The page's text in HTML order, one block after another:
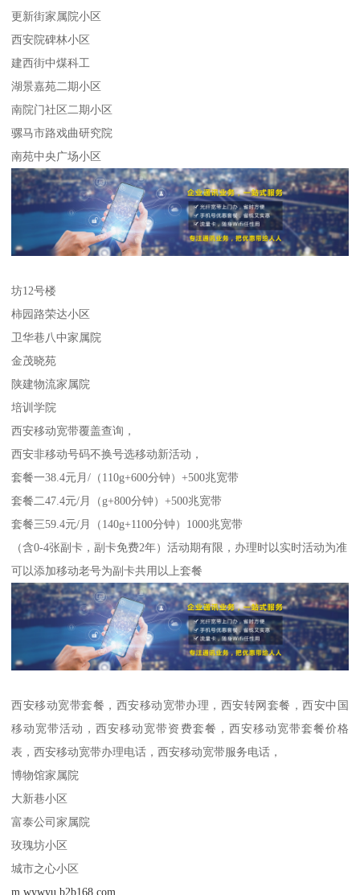
更新街家属院小区
西安院碑林小区
建西街中煤科工
湖景嘉苑二期小区
南院门社区二期小区
骡马市路戏曲研究院
南苑中央广场小区
坊12号楼
柿园路荣达小区
卫华巷八中家属院
金茂晓苑
陕建物流家属院
培训学院
西安移动宽带覆盖查询，
西安非移动号码不换号选移动新活动，
套餐一38.4元月/（110g+600分钟）+500兆宽带
套餐二47.4元/月（g+800分钟）+500兆宽带
套餐三59.4元/月（140g+1100分钟）1000兆宽带
（含0-4张副卡，副卡免费2年）活动期有限，办理时以实时活动为准
可以添加移动老号为副卡共用以上套餐
西安移动宽带套餐，西安移动宽带办理，西安转网套餐，西安中国
移动宽带活动，西安移动宽带资费套餐，西安移动宽带套餐价格
表，西安移动宽带办理电话，西安移动宽带服务电话，
博物馆家属院
大新巷小区
富泰公司家属院
玫瑰坊小区
城市之心小区
m.wywyu.b2b168.com